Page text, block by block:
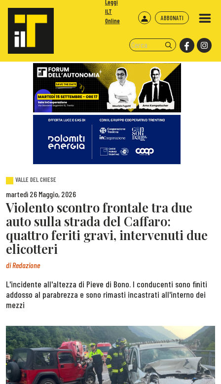
ABBONATI
Leggi
ILT
Online
VALLE DEL CHIESE
martedì 26 Maggio, 2026
Violento scontro frontale tra due
auto sulla strada del Caffaro:
quattro feriti gravi, intervenuti due
elicotteri
diRedazione
L'incidente all'altezza di Pieve di Bono. I conducenti sono finiti
addosso al parabrezza e sono rimasti incastrati all'interno dei
mezzi